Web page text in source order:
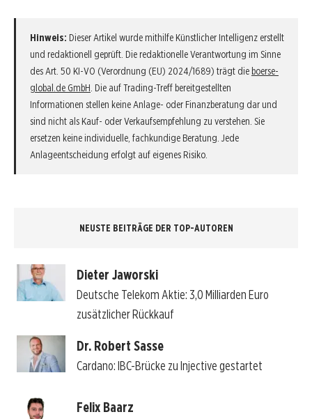
Hinweis: Dieser Artikel wurde mithilfe Künstlicher Intelligenz erstellt
und redaktionell geprüft. Die redaktionelle Verantwortung im Sinne
des Art. 50 KI-VO (Verordnung (EU) 2024/1689) trägt die boerse-
global.de GmbH. Die auf Trading-Treff bereitgestellten
Informationen stellen keine Anlage- oder Finanzberatung dar und
sind nicht als Kauf- oder Verkaufsempfehlung zu verstehen. Sie
ersetzen keine individuelle, fachkundige Beratung. Jede
Anlageentscheidung erfolgt auf eigenes Risiko.
NEUSTE BEITRÄGE DER TOP-AUTOREN
Dieter Jaworski
Deutsche Telekom Aktie: 3,0 Milliarden Euro
zusätzlicher Rückkauf
Dr. Robert Sasse
Cardano: IBC-Brücke zu Injective gestartet
Felix Baarz